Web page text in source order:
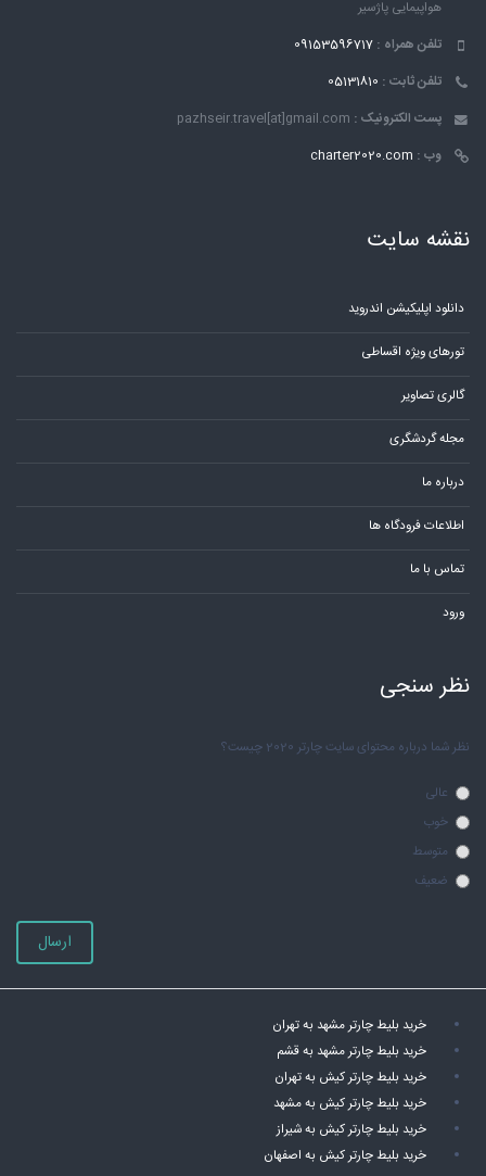
هواپیمایی پاژسیر
تلفن همراه : 09153596717
تلفن ثابت : 05131810
پست الکترونیک : pazhseir.travel[at]gmail.com
وب : charter2020.com
نقشه سایت
دانلود اپلیکیشن اندروید
تورهای ویژه اقساطی
گالری تصاویر
مجله گردشگری
درباره ما
اطلاعات فرودگاه ها
تماس با ما
ورود
نظر سنجی
نظر شما درباره محتوای سایت چارتر 2020 چیست؟
عالی
خوب
متوسط
ضعیف
ارسال
خرید بلیط چارتر مشهد به تهران
خرید بلیط چارتر مشهد به قشم
خرید بلیط چارتر کیش به تهران
خرید بلیط چارتر کیش به مشهد
خرید بلیط چارتر کیش به شیراز
خرید بلیط چارتر کیش به اصفهان